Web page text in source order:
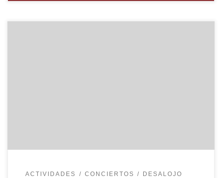
ACTIVIDADES CONCIERTOS DESALOJO